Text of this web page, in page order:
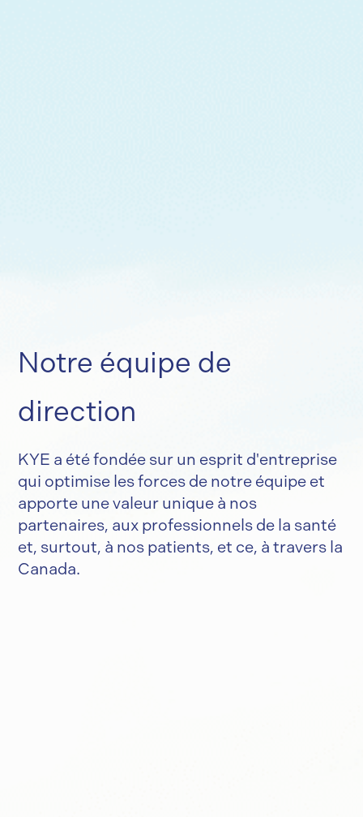
Notre équipe de
direction
KYE a été fondée sur un esprit d'entreprise
qui optimise les forces de notre équipe et
apporte une valeur unique à nos
partenaires, aux professionnels de la santé
et, surtout, à nos patients, et ce, à travers la
Canada.